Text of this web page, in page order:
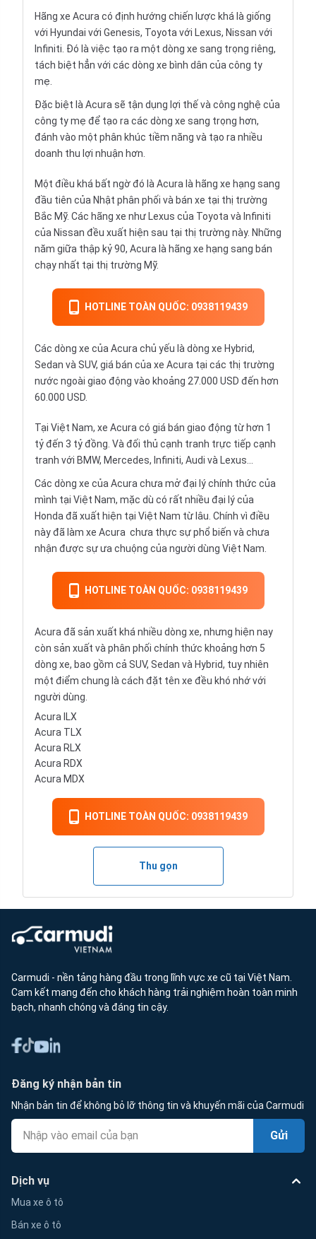
Hãng xe Acura có định hướng chiến lược khá là giống
với Hyundai với Genesis, Toyota với Lexus, Nissan với
Infiniti. Đó là việc tạo ra một dòng xe sang trọng riêng,
tách biệt hẳn với các dòng xe bình dân của công ty
mẹ.
Đặc biệt là Acura sẽ tận dụng lợi thế và công nghệ của
công ty mẹ để tạo ra các dòng xe sang trọng hơn,
đánh vào một phân khúc tiềm năng và tạo ra nhiều
doanh thu lợi nhuận hơn.
Một điều khá bất ngờ đó là Acura là hãng xe hạng sang
đầu tiên của Nhật phân phối và bán xe tại thị trường
Bắc Mỹ. Các hãng xe như Lexus của Toyota và Infiniti
của Nissan đều xuất hiện sau tại thị trường này. Những
năm giữa thập kỷ 90, Acura là hãng xe hạng sang bán
chạy nhất tại thị trường Mỹ.
HOTLINE TOÀN QUỐC: 0938119439
Các dòng xe của Acura chủ yếu là dòng xe Hybrid,
Sedan và SUV, giá bán của xe Acura tại các thị trường
nước ngoài giao động vào khoảng 27.000 USD đến hơn
60.000 USD.
Tại Việt Nam, xe Acura có giá bán giao động từ hơn 1
tỷ đến 3 tỷ đồng. Và đối thủ cạnh tranh trực tiếp cạnh
tranh với BMW, Mercedes, Infiniti, Audi và Lexus...
Các dòng xe của Acura chưa mở đại lý chính thức của
mình tại Việt Nam, mặc dù có rất nhiều đại lý của
Honda đã xuất hiện tại Việt Nam từ lâu. Chính vì điều
này đã làm xe Acura chưa thực sự phổ biến và chưa
nhận được sự ưa chuộng của người dùng Việt Nam.
HOTLINE TOÀN QUỐC: 0938119439
Acura đã sản xuất khá nhiều dòng xe, nhưng hiện nay
còn sản xuất và phân phối chính thức khoảng hơn 5
dòng xe, bao gồm cả SUV, Sedan và Hybrid, tuy nhiên
một điểm chung là cách đặt tên xe đều khó nhớ với
người dùng.
Acura ILX
Acura TLX
Acura RLX
Acura RDX
Acura MDX
HOTLINE TOÀN QUỐC: 0938119439
Thu gọn
Carmudi - nền tảng hàng đầu trong lĩnh vực xe cũ tại Việt Nam.
Cam kết mang đến cho khách hàng trải nghiệm hoàn toàn minh
bạch, nhanh chóng và đáng tin cậy.
Đăng ký nhận bản tin
Nhận bản tin để không bỏ lỡ thông tin và khuyến mãi của Carmudi
Gửi
Dịch vụ
Mua xe ô tô
Bán xe ô tô